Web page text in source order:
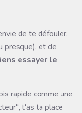
de te défouler,
presque), et de
essayer le
rapide comme une
t'as ta place